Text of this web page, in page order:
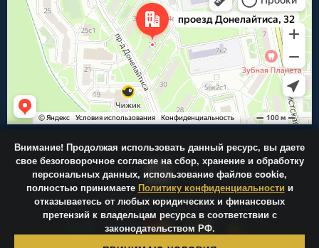
Центр-Фрез.ру © 2026
Внимание! Продолжая использовать данный ресурс, вы даете
свое безоговорочное согласие на сбор, хранение и обработку
персональных данных, использование файлов cookie,
полностью принимаете Политику конфиденциальности и
отказываетесь от любых юридических и финансовых
претензий к владельцам ресурса в соответствии с
законодательством РФ.